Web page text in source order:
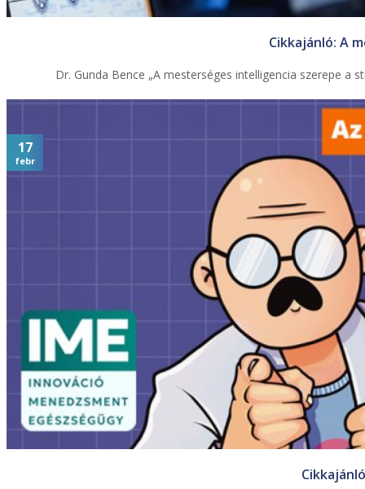
Cikkajánló: A
Dr. Gunda Bence „A mesterséges intelligencia szerepe a
17
febr